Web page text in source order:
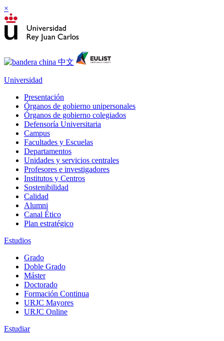
×
Universidad
Presentación
Órganos de gobierno unipersonales
Órganos de gobierno colegiados
Defensoría Universitaria
Campus
Facultades y Escuelas
Departamentos
Unidades y servicios centrales
Profesores e investigadores
Institutos y Centros
Sostenibilidad
Calidad
Alumni
Canal Ético
Plan estratégico
Estudios
Grado
Doble Grado
Máster
Doctorado
Formación Continua
URJC Mayores
URJC Online
Estudiar